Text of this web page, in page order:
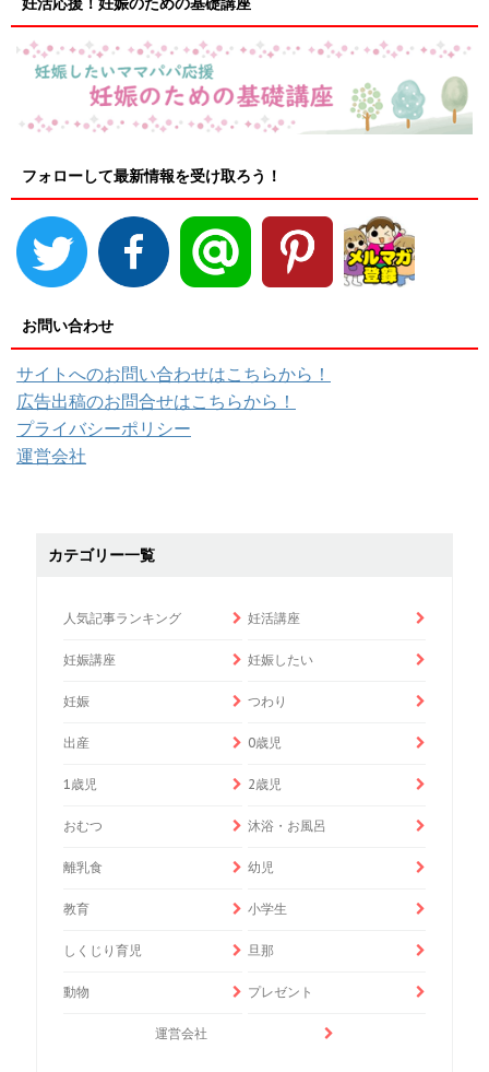
フォローして最新情報を受け取ろう！
お問い合わせ
サイトへのお問い合わせはこちらから！
広告出稿のお問合せはこちらから！
プライバシーポリシー
運営会社
カテゴリー一覧
人気記事ランキング 妊活講座
妊娠講座 妊娠したい
妊娠 つわり
出産 0歳児
1歳児 2歳児
おむつ 沐浴・お風呂
離乳食 幼児
教育 小学生
しくじり育児 旦那
動物 プレゼント
運営会社